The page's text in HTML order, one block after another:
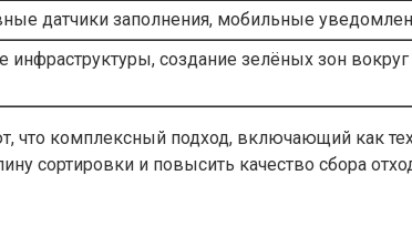
датчики заполнения, мобильные
инфраструктуры, создание зелёных зон вокруг
что комплексный подход, включающий как
сортировки и повысить качество сбора